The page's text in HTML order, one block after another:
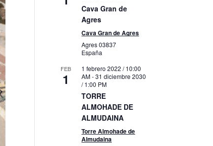
Cava Gran de
Agres
Cava Gran de Agres
Agres03837
España
FEB
1
1 febrero 2022 / 10:00
AM-31 diciembre 2030
/ 1:00 PM
TORRE
ALMOHADE DE
ALMUDAINA
Torre Almohade de
Almudaina